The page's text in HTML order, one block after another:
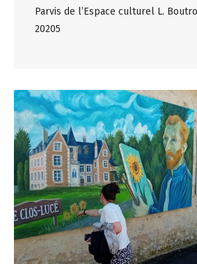
Parvis de l’Espace culturel L.
20205